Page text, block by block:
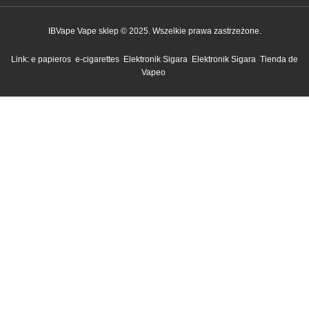
IBVape Vape sklep © 2025. Wszelkie prawa zastrzeżone.
Link: e papieros e-cigarettes Elektronik Sigara Elektronik Sigara Tienda de
Vapeo